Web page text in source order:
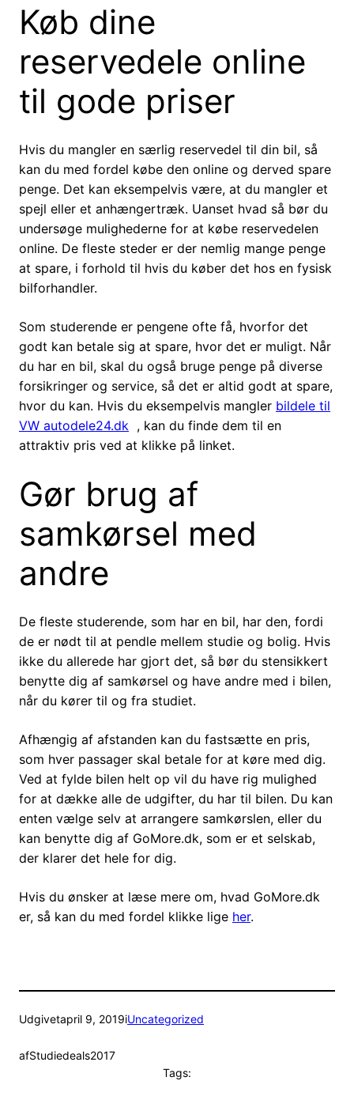
Køb dine
reservedele online
til gode priser
Hvis du mangler en særlig reservedel til din bil, så
kan du med fordel købe den online og derved spare
penge. Det kan eksempelvis være, at du mangler et
spejl eller et anhængertræk. Uanset hvad så bør du
undersøge mulighederne for at købe reservedelen
online. De fleste steder er der nemlig mange penge
at spare, i forhold til hvis du køber det hos en fysisk
bilforhandler.
Som studerende er pengene ofte få, hvorfor det
godt kan betale sig at spare, hvor det er muligt. Når
du har en bil, skal du også bruge penge på diverse
forsikringer og service, så det er altid godt at spare,
hvor du kan. Hvis du eksempelvis mangler bildele til
VW autodele24.dk , kan du finde dem til en
attraktiv pris ved at klikke på linket.
Gør brug af
samkørsel med
andre
De fleste studerende, som har en bil, har den, fordi
de er nødt til at pendle mellem studie og bolig. Hvis
ikke du allerede har gjort det, så bør du stensikkert
benytte dig af samkørsel og have andre med i bilen,
når du kører til og fra studiet.
Afhængig af afstanden kan du fastsætte en pris,
som hver passager skal betale for at køre med dig.
Ved at fylde bilen helt op vil du have rig mulighed
for at dække alle de udgifter, du har til bilen. Du kan
enten vælge selv at arrangere samkørslen, eller du
kan benytte dig af GoMore.dk, som er et selskab,
der klarer det hele for dig.
Hvis du ønsker at læse mere om, hvad GoMore.dk
er, så kan du med fordel klikke lige her.
Udgivetapril 9, 2019iUncategorized
afStudiedeals2017
Tags: